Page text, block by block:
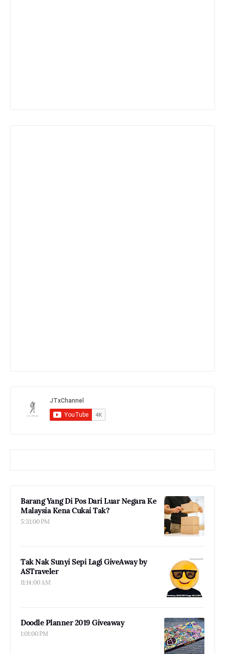
Barang Yang Di Pos Dari Luar Negara Ke
Malaysia Kena Cukai Tak?
5:31:00 PM
Tak Nak Sunyi Sepi Lagi GiveAway by
ASTraveler
11:14:00 AM
Doodle Planner 2019 Giveaway
1:01:00 PM